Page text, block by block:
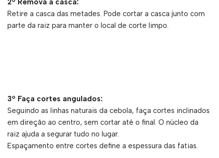
2º Remova a casca:
Retire a casca das metades. Pode cortar a casca junto com
parte da raiz para manter o local de corte limpo.
3º Faça cortes angulados:
Seguindo as linhas naturais da cebola, faça cortes inclinados
em direção ao centro, sem cortar até o final. O núcleo da
raiz ajuda a segurar tudo no lugar.
Espaçamento entre cortes define a espessura das fatias.